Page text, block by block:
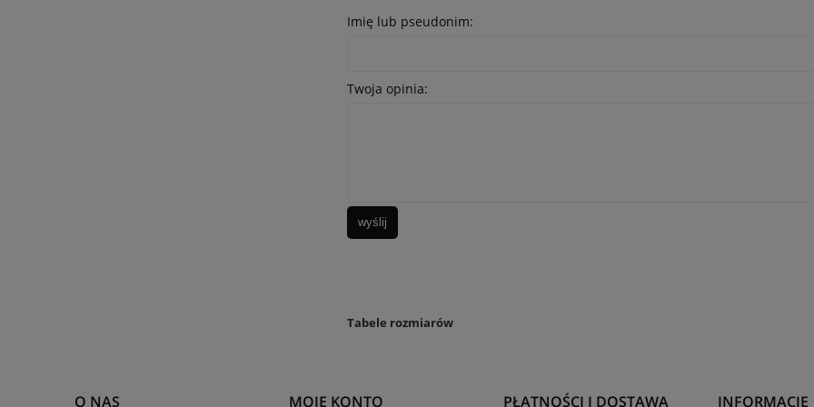
Imię lub pseudonim:
Twoja opinia:
wyślij
Tabele rozmiarów
O NAS MOJE KONTO PŁATNOŚCI I DOSTAWA INFORMACJE